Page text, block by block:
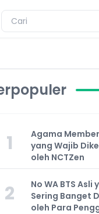
1
Agama Member
yang Wajib
oleh NCTZen
2
No WA BTS Asli
Sering Banget
oleh Para